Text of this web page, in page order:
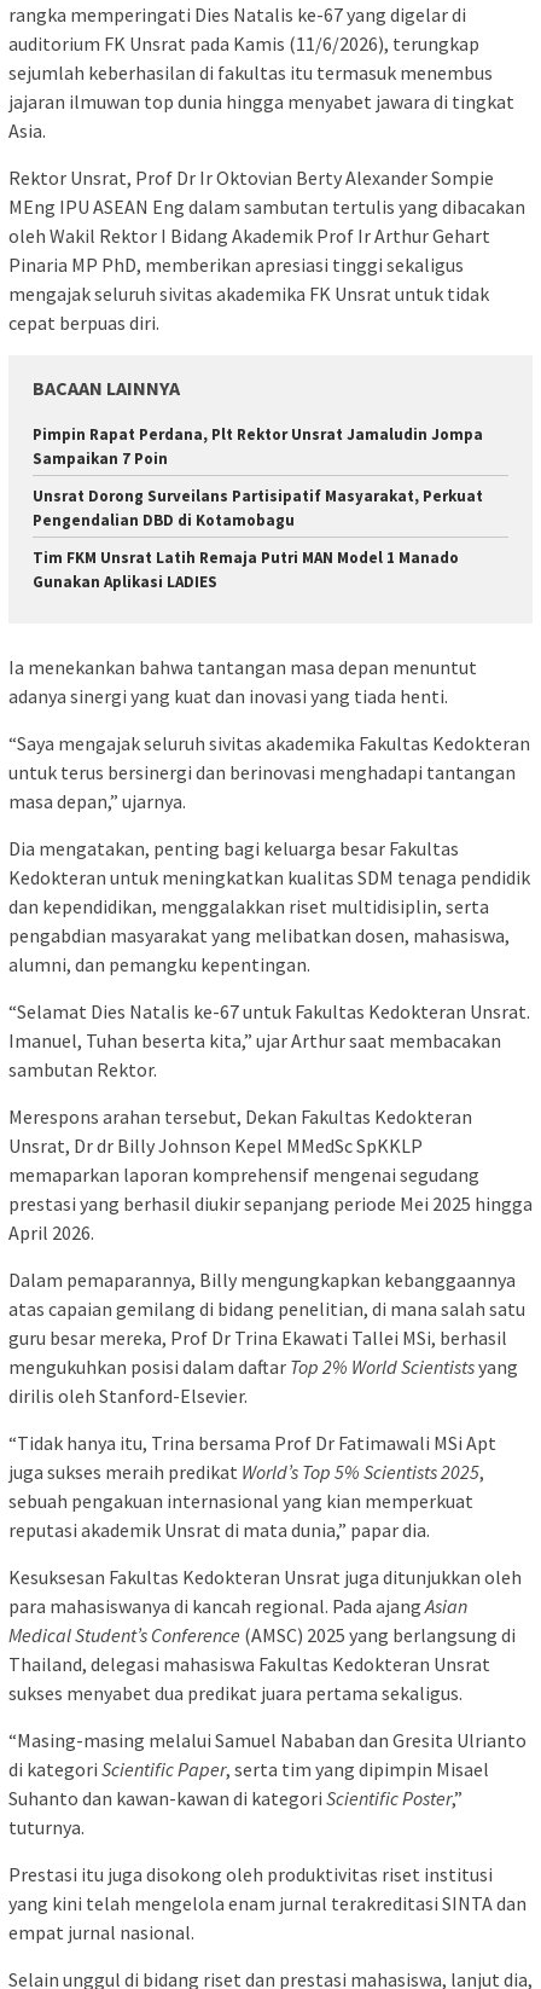
rangka memperingati Dies Natalis ke-67 yang digelar di
auditorium FK Unsrat pada Kamis (11/6/2026), terungkap
sejumlah keberhasilan di fakultas itu termasuk menembus
jajaran ilmuwan top dunia hingga menyabet jawara di tingkat
Asia.
Rektor Unsrat, Prof Dr Ir Oktovian Berty Alexander Sompie
MEng IPU ASEAN Eng dalam sambutan tertulis yang dibacakan
oleh Wakil Rektor I Bidang Akademik Prof Ir Arthur Gehart
Pinaria MP PhD, memberikan apresiasi tinggi sekaligus
mengajak seluruh sivitas akademika FK Unsrat untuk tidak
cepat berpuas diri.
BACAAN LAINNYA
Pimpin Rapat Perdana, Plt Rektor Unsrat Jamaludin Jompa
Sampaikan 7 Poin
Unsrat Dorong Surveilans Partisipatif Masyarakat, Perkuat
Pengendalian DBD di Kotamobagu
Tim FKM Unsrat Latih Remaja Putri MAN Model 1 Manado
Gunakan Aplikasi LADIES
Ia menekankan bahwa tantangan masa depan menuntut
adanya sinergi yang kuat dan inovasi yang tiada henti.
“Saya mengajak seluruh sivitas akademika Fakultas Kedokteran
untuk terus bersinergi dan berinovasi menghadapi tantangan
masa depan,” ujarnya.
Dia mengatakan, penting bagi keluarga besar Fakultas
Kedokteran untuk meningkatkan kualitas SDM tenaga pendidik
dan kependidikan, menggalakkan riset multidisiplin, serta
pengabdian masyarakat yang melibatkan dosen, mahasiswa,
alumni, dan pemangku kepentingan.
“Selamat Dies Natalis ke-67 untuk Fakultas Kedokteran Unsrat.
Imanuel, Tuhan beserta kita,” ujar Arthur saat membacakan
sambutan Rektor.
Merespons arahan tersebut, Dekan Fakultas Kedokteran
Unsrat, Dr dr Billy Johnson Kepel MMedSc SpKKLP
memaparkan laporan komprehensif mengenai segudang
prestasi yang berhasil diukir sepanjang periode Mei 2025 hingga
April 2026.
Dalam pemaparannya, Billy mengungkapkan kebanggaannya
atas capaian gemilang di bidang penelitian, di mana salah satu
guru besar mereka, Prof Dr Trina Ekawati Tallei MSi, berhasil
mengukuhkan posisi dalam daftar Top 2% World Scientistsyang
dirilis oleh Stanford-Elsevier.
“Tidak hanya itu, Trina bersama Prof Dr Fatimawali MSi Apt
juga sukses meraih predikat World’s Top 5% Scientists 2025,
sebuah pengakuan internasional yang kian memperkuat
reputasi akademik Unsrat di mata dunia,” papar dia.
Kesuksesan Fakultas Kedokteran Unsrat juga ditunjukkan oleh
para mahasiswanya di kancah regional. Pada ajangAsian
Medical Student’s Conference (AMSC) 2025 yang berlangsung di
Thailand, delegasi mahasiswa Fakultas Kedokteran Unsrat
sukses menyabet dua predikat juara pertama sekaligus.
“Masing-masing melalui Samuel Nababan dan Gresita Ulrianto
di kategori Scientific Paper, serta tim yang dipimpin Misael
Suhanto dan kawan-kawan di kategori Scientific Poster,”
tuturnya.
Prestasi itu juga disokong oleh produktivitas riset institusi
yang kini telah mengelola enam jurnal terakreditasi SINTA dan
empat jurnal nasional.
Selain unggul di bidang riset dan prestasi mahasiswa, lanjut dia,